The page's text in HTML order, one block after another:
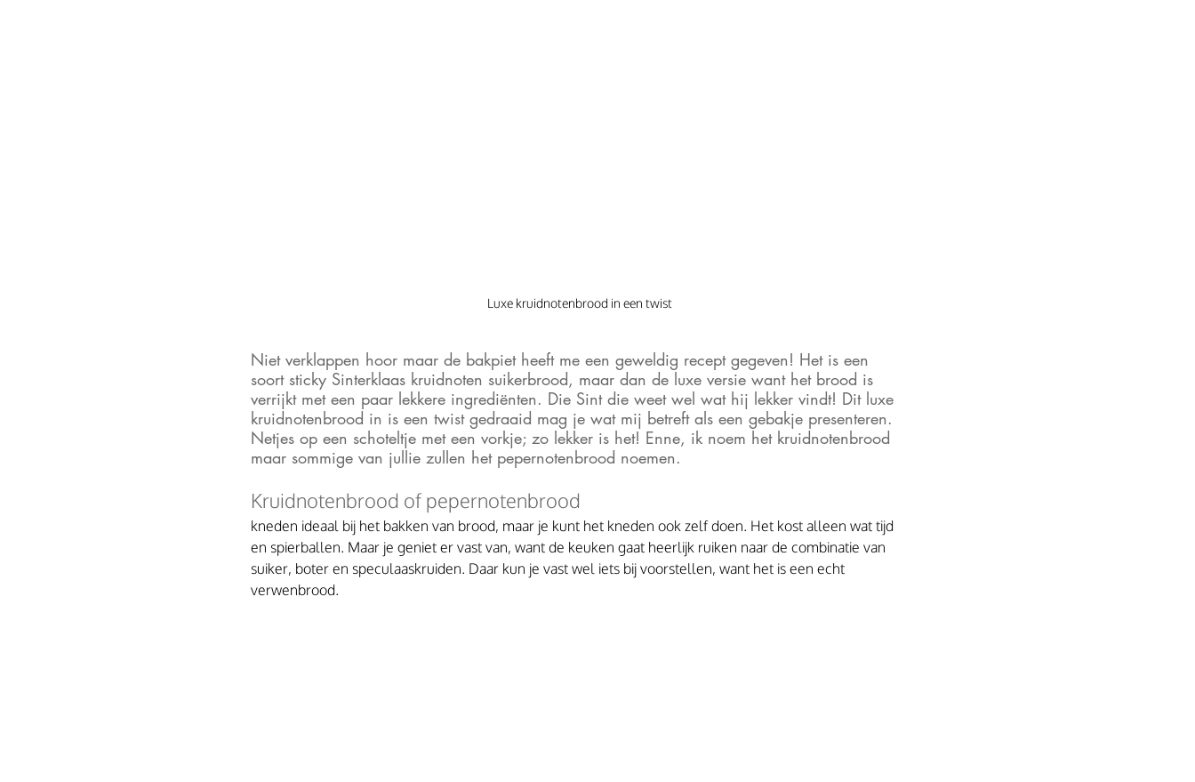
Luxe kruidnotenbrood in een twist
Niet verklappen hoor maar de bakpiet heeft me een geweldig recept gegeven! Het is een
soort sticky Sinterklaas kruidnoten suikerbrood, maar dan de luxe versie want het brood is
verrijkt met een paar lekkere ingrediënten. Die Sint die weet wel wat hij lekker vindt! Dit luxe
kruidnotenbrood in is een twist gedraaid mag je wat mij betreft als een gebakje presenteren.
Netjes op een schoteltje met een vorkje; zo lekker is het! Enne, ik noem het kruidnotenbrood
maar sommige van jullie zullen het pepernotenbrood noemen.
Kruidnotenbrood of pepernotenbrood
kneden ideaal bij het bakken van brood, maar je kunt het kneden ook zelf doen. Het kost alleen wat tijd
en spierballen. Maar je geniet er vast van, want de keuken gaat heerlijk ruiken naar de combinatie van
suiker, boter en speculaaskruiden. Daar kun je vast wel iets bij voorstellen, want het is een echt
verwenbrood.